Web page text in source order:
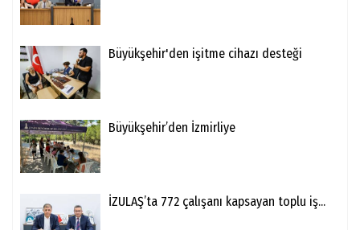
Büyükşehir'den işitme cihazı desteği
Büyükşehir’den İzmirliye
İZULAŞ’ta 772 çalışanı kapsayan toplu iş...